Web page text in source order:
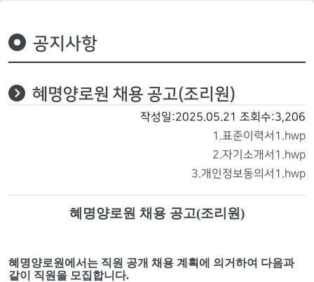
공지사항
혜명양로원 채용 공고(조리원)
작성일:2025.05.21 조회수:3,206
1.표준이력서1.hwp
2.자기소개서1.hwp
3.개인정보동의서1.hwp
혜명양로원 채용 공고(조리원)
혜명양로원에서는 직원 공개 채용 계획에 의거하여 다음과
같이 직원을 모집합니다.